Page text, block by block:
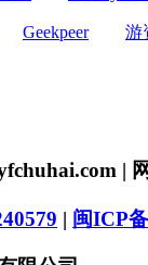
Geekpeer 游
|
| 闽ICP